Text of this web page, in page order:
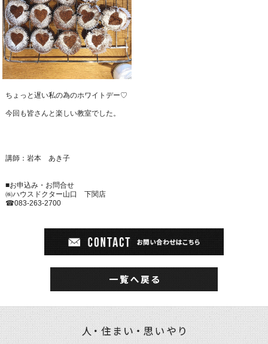
ちょっと遅い私の為のホワイトデー♡
今回も皆さんと楽しい教室でした。
講師：岩本 あき子
■お申込み・お問合せ
㈱ハウスドクター山口 下関店
☎083-263-2700